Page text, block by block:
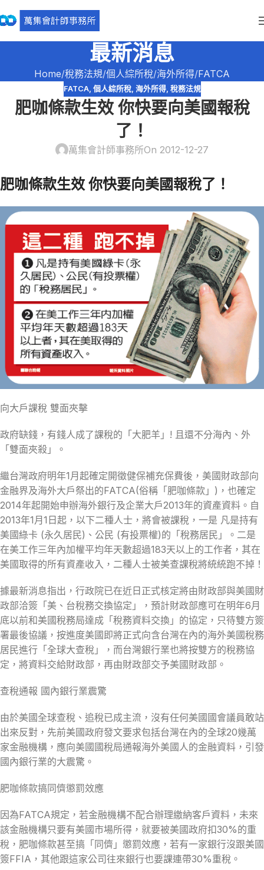
最新消息
Home 稅務法規 個人綜所稅 海外所得 FATCA
FATCA, 個人綜所稅, 海外所得, 稅務法規
肥咖條款生效 你快要向美國報稅
了！
萬集會計師事務所On 2012-12-27
肥咖條款生效 你快要向美國報稅了！
向大戶課稅 雙面夾擊
政府缺錢，有錢人成了課稅的「大肥羊」! 且還不分海內、外
「雙面夾殺」。
繼台灣政府明年1月起確定開徵健保補充保費後，美國財政部向
金融界及海外大戶祭出的FATCA(俗稱「肥咖條款」)，也確定
2014年起開始申辦海外銀行及企業大戶2013年的資產資料。自
2013年1月1日起，以下二種人士，將會被課稅，一是 凡是持有
美國綠卡 (永久居民)、公民 (有投票權)的「稅務居民」。二是
在美工作三年內加權平均年天數超過183天以上的工作者，其在
美國取得的所有資產收入，二種人士被美查課稅將統統跑不掉！
據最新消息指出，行政院已在近日正式核定將由財政部與美國財
政部洽簽「美、台稅務交換協定」，預計財政部應可在明年6月
底以前和美國稅務局達成「稅務資料交換」的協定，只待雙方簽
署最後協議，按進度美國即將正式向含台灣在內的海外美國稅務
居民進行「全球大查稅」，而台灣銀行業也將按雙方的稅務協
定，將資料交給財政部，再由財政部交予美國財政部。
查稅通報 國內銀行業震驚
由於美國全球查稅、追稅已成主流，沒有任何美國國會議員敢站
出來反對，先前美國政府發文要求包括台灣在內的全球20幾萬
家金融機構，應向美國國稅局通報海外美國人的金融資料，引發
國內銀行業的大震驚。
肥咖條款搞同儕懲罰效應
因為FATCA規定，若金融機構不配合辦理繳納客戶資料，未來
該金融機構只要有美國市場所得，就要被美國政府扣30%的重
稅，肥咖條款甚至搞「同儕」懲罰效應，若有一家銀行沒跟美國
簽FFIA，其他跟這家公司往來銀行也要課連帶30%重稅。